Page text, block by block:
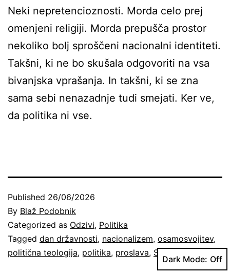
Neki nepretencioznosti. Morda celo prej
omenjeni religiji. Morda prepušča prostor
nekoliko bolj sproščeni nacionalni identiteti.
Takšni, ki ne bo skušala odgovoriti na vsa
bivanjska vprašanja. In takšni, ki se zna
sama sebi nenazadnje tudi smejati. Ker ve,
da politika ni vse.
Published 26/06/2026
By Blaž Podobnik
Categorized as Odzivi, Politika
Tagged dan državnosti, nacionalizem, osamosvojitev,
politična teologija, politika, proslava, Slovenija
Dark Mode: